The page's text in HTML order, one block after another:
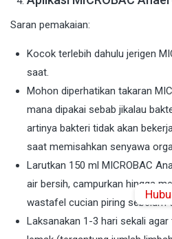
Saran pemakaian:
Kocok terlebih dahulu jerigen
saat.
Mohon diperhatikan takaran
mana dipakai sebab jikalau
artinya bakteri tidak akan
saat memisahkan senyawa
Larutkan 150 ml MICROBAC
air bersih, campurkan hingga
wastafel cucian piring sebelum
Laksanakan 1-3 hari sekali